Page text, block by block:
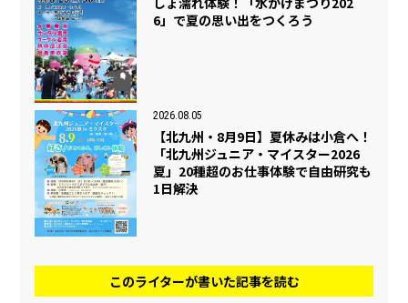
6」で夏の思い出をつくろう
2026.08.05
【北九州・8月9日】夏休みは小倉へ！
「北九州ジュニア・マイスター2026
夏」20種超のお仕事体験で自由研究も
1日解決
このライターが書いた記事を読む